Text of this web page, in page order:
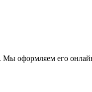
оформляем его